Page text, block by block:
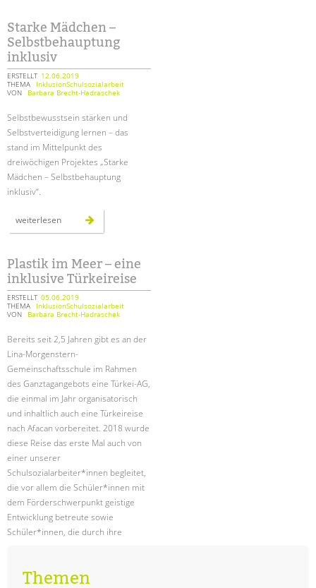
KARRIERE
Stellenangebote
tandem als Arbeitgeberin
NEWS/BLOG
unkuerzbar
Briefe an Kai
PRESSE
KONTAKT
Datenschutz
Hinweisgebersystem
Intranet
lauf
der
berliner
wasserbetriebe
Starke Mädchen –
Selbstbehauptung
inklusiv
ERSTELLT 12.06.2019
THEMA
InklusionSchulsozialarbeit
VON
Barbara Brecht-Hadraschek
Selbstbewusstsein stärken und
Selbstverteidigung lernen – das
stand im Mittelpunkt des
dreiwöchigen Projektes „Starke
Mädchen – Selbstbehauptung
inklusiv“.
weiterlesenstarke
mädchen
–
Plastik im Meer – eine
inklusive Türkeireise
ERSTELLT 05.06.2019
THEMA
InklusionSchulsozialarbeit
VON
Barbara Brecht-Hadraschek
Bereits seit 2,5 Jahren gibt es an der
Lina-Morgenstern-
Gemeinschaftsschule im Rahmen
des Ganztagangebots eine Türkei-AG,
die einmal im Jahr organisatorisch
und inhaltlich auch eine Türkeireise
nach Afacan vorbereitet. 2018 wurde
diese Reise das erste Mal auch von
einer unserer
Schulsozialarbeiter*innen begleitet,
die vor allem die Schüler*innen mit
dem Förderschwerpunkt geistige
Entwicklung betreute sowie
Schüler*innen, die durch ihre
Reise-Projekt weitergeführt.
Themen